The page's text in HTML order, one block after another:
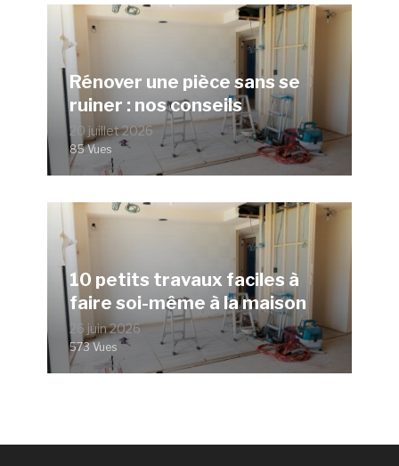
Rénover une pièce sans se
ruiner : nos conseils
20 juillet 2026
85 Vues
10 petits travaux faciles à
faire soi-même à la maison
26 juin 2026
573 Vues